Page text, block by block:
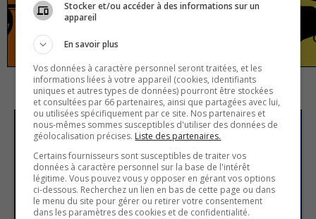
Second World War
Subscribe to our
newsletter
Email address
Stocker et/ou accéder à des informations sur un
appareil
En savoir plus
Vos données à caractère personnel seront traitées, et les
informations liées à votre appareil (cookies, identifiants
uniques et autres types de données) pourront être stockées
et consultées par 66 partenaires, ainsi que partagées avec lui,
ou utilisées spécifiquement par ce site. Nos partenaires et
nous-mêmes sommes susceptibles d'utiliser des données de
géolocalisation précises. Liste des partenaires.
Certains fournisseurs sont susceptibles de traiter vos
données à caractère personnel sur la base de l'intérêt
légitime. Vous pouvez vous y opposer en gérant vos options
ci-dessous. Recherchez un lien en bas de cette page ou dans
le menu du site pour gérer ou retirer votre consentement
dans les paramètres des cookies et de confidentialité.